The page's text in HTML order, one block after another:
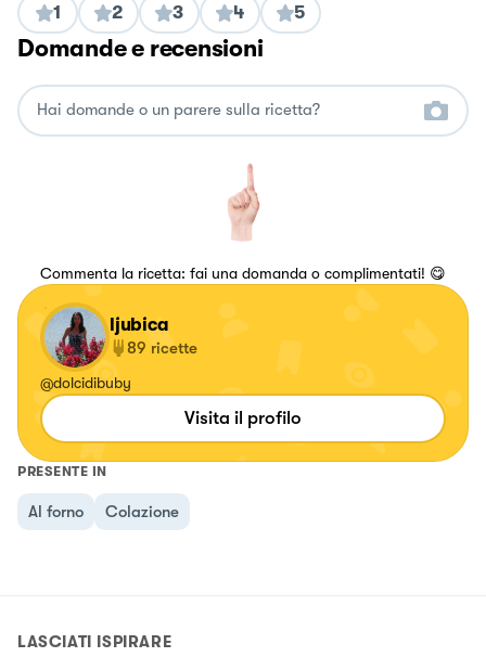
1 2 3 4 5
Domande e recensioni
Commenta la ricetta: fai una domanda o complimentati! 😋
ljubica
89 ricette
@dolcidibuby
Visita il profilo
PRESENTE IN
Al forno Colazione
LASCIATI ISPIRARE